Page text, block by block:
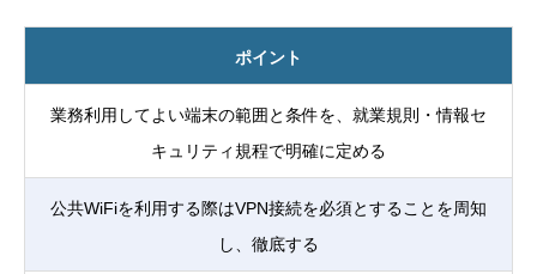
ポイント
業務利用してよい端末の範囲と条件を、就業規則・情報セ
キュリティ規程で明確に定める
公共WiFiを利用する際はVPN接続を必須とすることを周知
し、徹底する